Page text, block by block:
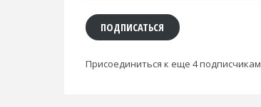
ПОДПИСАТЬСЯ
Присоединиться к еще 4 подписчикам